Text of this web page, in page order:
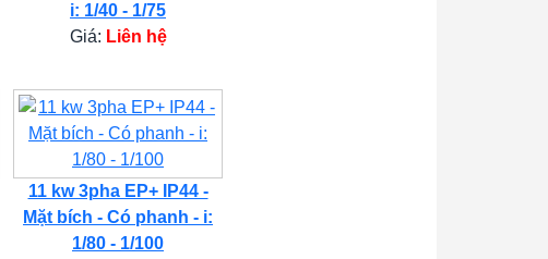
i: 1/40 - 1/75
Giá: Liên hệ
11 kw 3pha EP+ IP44 -
Mặt bích - Có phanh - i:
1/80 - 1/100